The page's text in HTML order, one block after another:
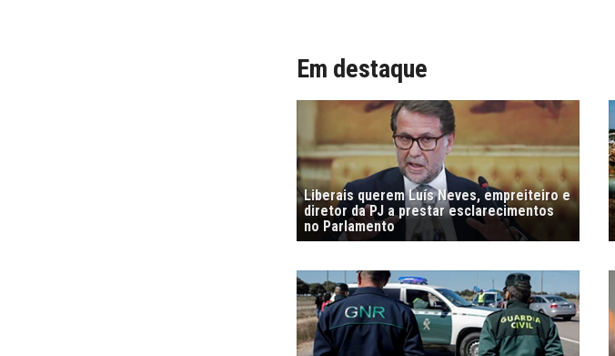
Em destaque
Liberais querem Luís Neves, empreiteiro e
diretor da PJ a prestar esclarecimentos
no Parlamento